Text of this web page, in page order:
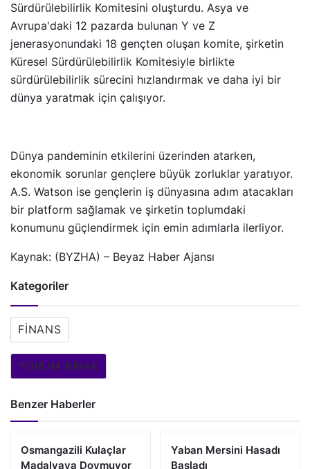
Sürdürülebilirlik Komitesini oluşturdu. Asya ve
Avrupa'daki 12 pazarda bulunan Y ve Z
jenerasyonundaki 18 gençten oluşan komite, şirketin
Küresel Sürdürülebilirlik Komitesiyle birlikte
sürdürülebilirlik sürecini hızlandırmak ve daha iyi bir
dünya yaratmak için çalışıyor.
Dünya pandeminin etkilerini üzerinden atarken,
ekonomik sorunlar gençlere büyük zorluklar yaratıyor.
A.S. Watson ise gençlerin iş dünyasına adım atacakları
bir platform sağlamak ve şirketin toplumdaki
konumunu güçlendirmek için emin adımlarla ilerliyor.
Kaynak: (BYZHA) – Beyaz Haber Ajansı
Kategoriler
FINANS
YORUM BIRAK
Benzer Haberler
Osmangazili Kulaçlar
Madalyaya Doymuyor
Yaban Mersini Hasadı
Başladı